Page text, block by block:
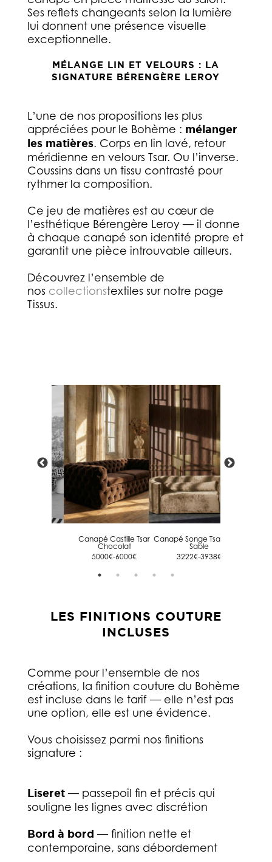
Ses reflets changeants selon la lumière
lui donnent une présence visuelle
exceptionnelle.
MÉLANGE LIN ET VELOURS : LA
SIGNATURE BÉRENGÈRE LEROY
L’une de nos propositions les plus
appréciées pour le Bohème : mélanger
les matières. Corps en lin lavé, retour
méridienne en velours Tsar. Ou l’inverse.
Coussins dans un tissu contrasté pour
rythmer la composition.
Ce jeu de matières est au cœur de
l’esthétique Bérengère Leroy — il donne
à chaque canapé son identité propre et
garantit une pièce introuvable ailleurs.
Découvrez l’ensemble de
nos collectionstextiles sur notre page
Tissus.
Canapé Castille Tsar
Chocolat
5000€-6000€
Canapé Songe Tsar Beige
Sable
3222€-3938€
LES FINITIONS COUTURE
INCLUSES
Comme pour l’ensemble de nos
créations, la finition couture du Bohème
est incluse dans le tarif — elle n’est pas
une option, elle est une évidence.
Vous choisissez parmi nos finitions
signature :
Liseret— passepoil fin et précis qui
souligne les lignes avec discrétion
Bord à bord — finition nette et
contemporaine, sans débordement